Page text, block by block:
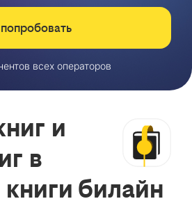
попробовать
всех операторов
и
в
билайн